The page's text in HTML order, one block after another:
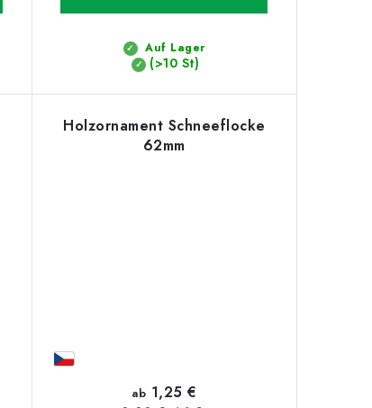
Auf Lager
(>10 St)
Holzornament Schneeflocke
62mm
ab 1,25 €